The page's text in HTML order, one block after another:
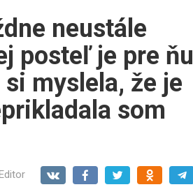
neustále
posteľ je pre ňu
myslela, že je
som